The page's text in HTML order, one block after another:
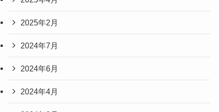
2025年2月
2024年7月
2024年6月
2024年4月